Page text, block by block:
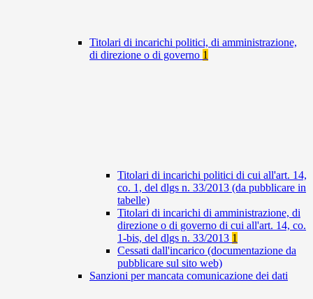
Titolari di incarichi politici, di amministrazione,
di direzione o di governo 1
Titolari di incarichi politici di cui all'art. 14,
co. 1, del dlgs n. 33/2013 (da pubblicare in
tabelle)
Titolari di incarichi di amministrazione, di
direzione o di governo di cui all'art. 14, co.
1-bis, del dlgs n. 33/2013 1
Cessati dall'incarico (documentazione da
pubblicare sul sito web)
Sanzioni per mancata comunicazione dei dati